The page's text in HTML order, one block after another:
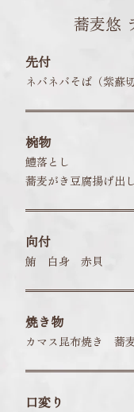
蕎麦悠
先付
ネバネバそば（紫蘇切
椀物
鱧落とし
蕎麦がき豆腐揚げ出し
向付
鮪 白身 赤貝
焼き物
カマス昆布焼き 蕎
口変り